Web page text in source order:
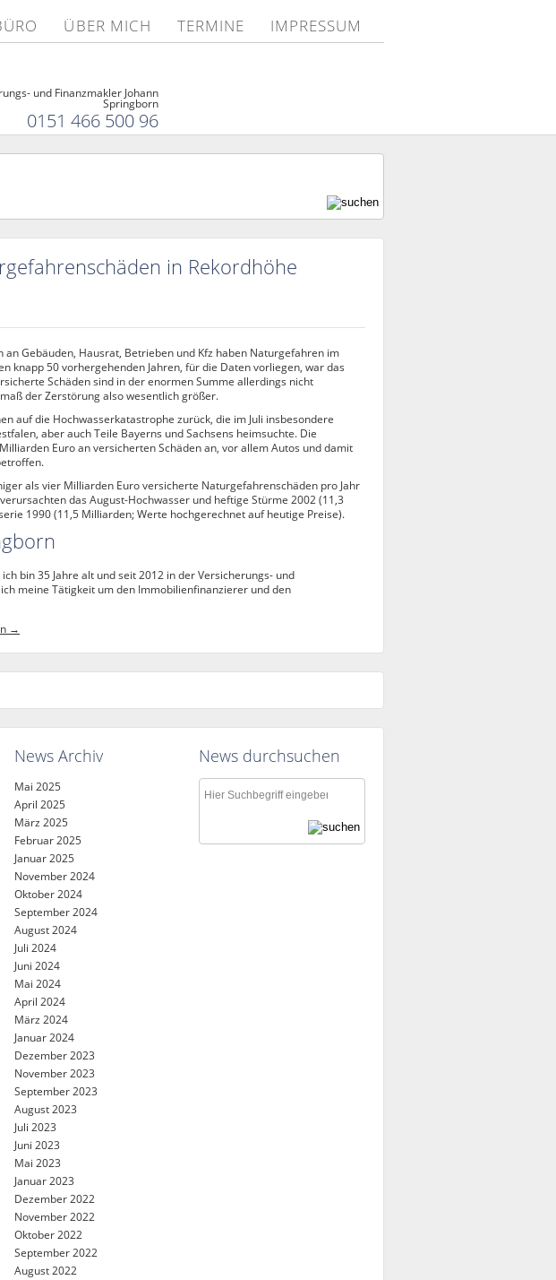
ÜBER MICH TERMINE IMPRESSUM
und Finanzmakler Johann
Springborn
0151 466 500 96
in Rekordhöhe
an Gebäuden, Hausrat, Betrieben und Kfz haben Naturgefahren im
knapp 50 vorhergehenden Jahren, für die Daten vorliegen, war das
Schäden sind in der enormen Summe allerdings nicht
der Zerstörung also wesentlich größer.
auf die Hochwasserkatastrophe zurück, die im Juli insbesondere
aber auch Teile Bayerns und Sachsens heimsuchte. Die
Euro an versicherten Schäden an, vor allem Autos und damit
als vier Milliarden Euro versicherte Naturgefahrenschäden pro Jahr
das August-Hochwasser und heftige Stürme 2002 (11,3
1990 (11,5 Milliarden; Werte hochgerechnet auf heutige Preise).
bin 35 Jahre alt und seit 2012 in der Versicherungs- und
meine Tätigkeit um den Immobilienfinanzierer und den
→
News Archiv
Mai 2025
April 2025
März 2025
Februar 2025
Januar 2025
November 2024
Oktober 2024
September 2024
August 2024
Juli 2024
Juni 2024
Mai 2024
April 2024
März 2024
Januar 2024
Dezember 2023
November 2023
September 2023
August 2023
Juli 2023
Juni 2023
Mai 2023
Januar 2023
Dezember 2022
November 2022
Oktober 2022
September 2022
August 2022
News durchsuchen